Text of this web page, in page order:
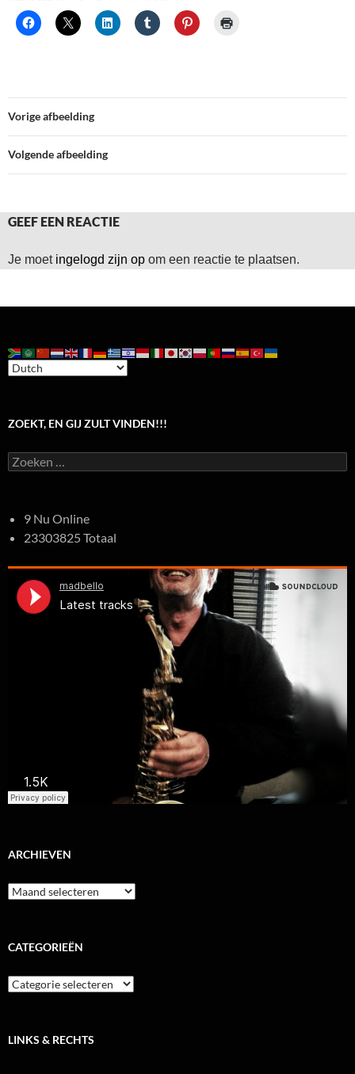
Vorige afbeelding
Volgende afbeelding
GEEF EEN REACTIE
Je moet ingelogd zijn op om een reactie te plaatsen.
ZOEKT, EN GIJ ZULT VINDEN!!!
Zoeken
naar:
9 Nu Online
23303825 Totaal
ARCHIEVEN
Archieven
CATEGORIEËN
Categorieën
LINKS & RECHTS